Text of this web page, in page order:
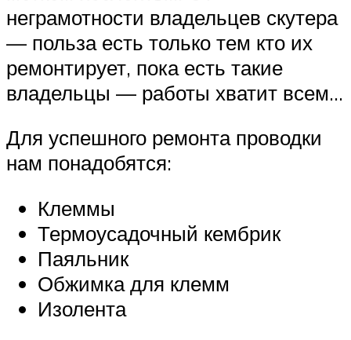
неграмотности владельцев скутера
— польза есть только тем кто их
ремонтирует, пока есть такие
владельцы — работы хватит всем…
Для успешного ремонта проводки
нам понадобятся:
Клеммы
Термоусадочный кембрик
Паяльник
Обжимка для клемм
Изолента